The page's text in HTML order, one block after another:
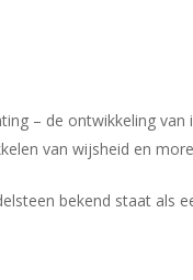
– de ontwikkeling
van wijsheid en
bekend staat